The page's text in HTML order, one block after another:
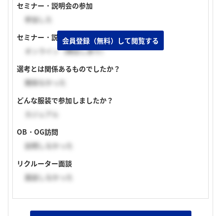
セミナー・説明会の参加
参加した
セミナー・説明会の実施形式
オンライン（顔出しあり）
選考とは関係あるものでしたか？
関係なかった
どんな服装で参加しましたか？
カジュアル
OB・OG訪問
訪問しなかった
リクルーター面談
面談しなかった
会員登録（無料）して閲覧する